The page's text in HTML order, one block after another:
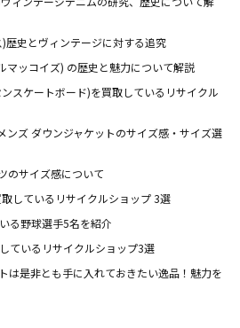
)歴史とヴィンテージに対する追究
マッコイズ) の歴史と魅力について解説
スケートボード)を買取しているリサイクル
ンズ ダウンジャケットのサイズ感・サイズ選
のサイズ感について
しているリサイクルショップ 3選
る野球選手5名を紹介
ているリサイクルショップ3選
是非とも手に入れておきたい逸品！魅力を